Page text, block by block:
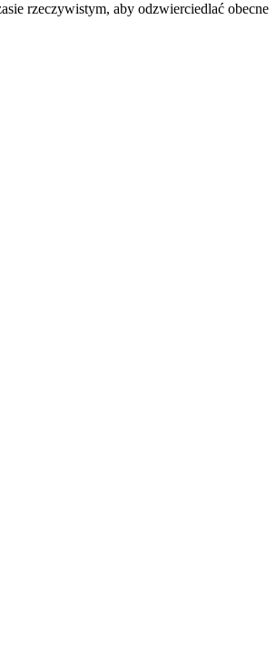
rzeczywistym, aby odzwierciedlać obecne